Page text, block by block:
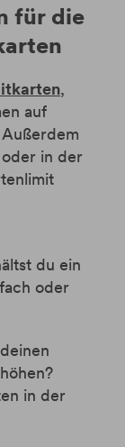
für die
,
auf
oder in der
du ein
oder
in der